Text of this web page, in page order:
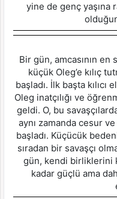
yine de genç yaşına
Bir gün, amcasının
küçük Oleg’e kılıç
başladı. İlk başta
Oleg inatçılığı ve
geldi. O, bu
aynı zamanda cesur
başladı. Küçücük
sıradan bir savaşçı
gün, kendi birliklerini
kadar güçlü ama